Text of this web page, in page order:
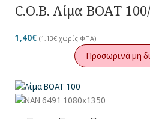
C.O.B. Λίμα BOAT
1,40€ (1,13€ χωρίς ΦΠΑ)
Προσωρινά μη